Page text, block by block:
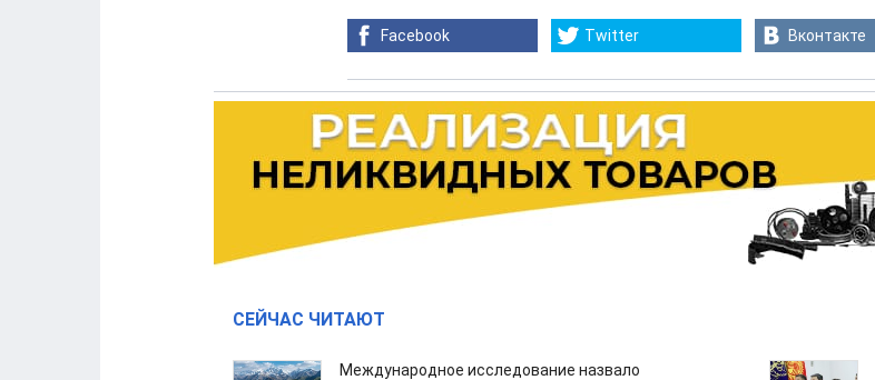
Facebook Twitter Вконтакте
СЕЙЧАС ЧИТАЮТ
Международное исследование назвало